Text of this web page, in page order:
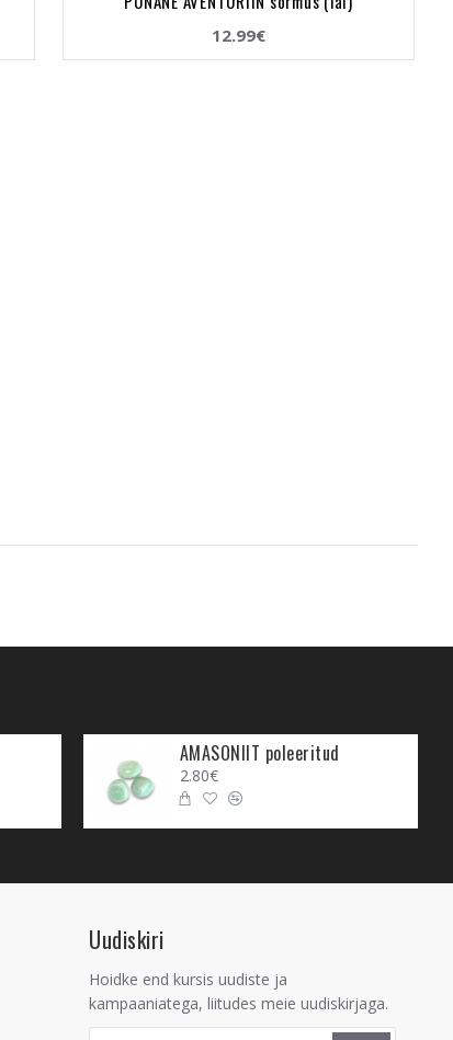
12.99€
AMASONIIT poleeritud
2.80€
Uudiskiri
Hoidke end kursis uudiste ja
kampaaniatega, liitudes meie uudiskirjaga.